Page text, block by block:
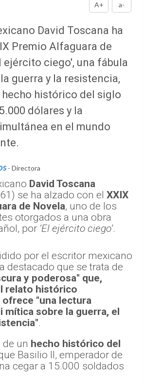
A+
a-
David Toscana ha
Premio Alfaguara de
ejército ciego', una fábula
guerra y la resistencia,
hecho histórico del siglo
dólares y la
en el mundo
- Directora
David Toscana
se ha alzado con el XXIX
de Novela, uno de los
otorgados a una obra
por ‘El ejército ciego’.
por el escritor mexicano
destacado que se trata de
y poderosa" que,
relato histórico
"una lectura
mítica sobre la guerra, el
.
de un hecho histórico del
Basilio II, emperador de
cegar a 15.000 soldados